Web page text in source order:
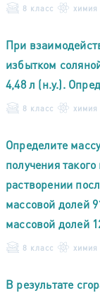
8 класс химия
При
избытком
4,48 л (н.у.).
8 класс химия
Определите
получения
растворении
массовой долей
массовой долей
8 класс химия
В результате